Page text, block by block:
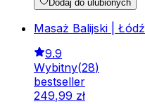
Dodaj do ulubionych
Masaż Balijski | Łódź
9.9
Wybitny(28)
bestseller
249,99 zł